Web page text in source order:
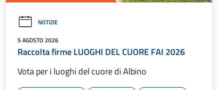
NOTIZIE
5 AGOSTO 2026
Raccolta firme LUOGHI DEL CUORE FAI 2026
Vota per i luoghi del cuore di Albino